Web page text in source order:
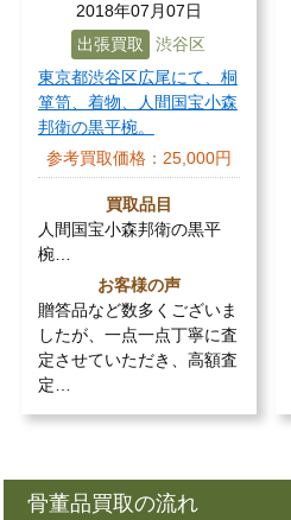
2018年07月07日
出張買取
渋谷区
東京都渋谷区広尾にて、桐
箪笥、着物、人間国宝小森
邦衛の黒平椀。
参考買取価格： 25,000円
買取品目
人間国宝小森邦衛の黒平
椀…
お客様の声
贈答品など数多くございま
したが、一点一点丁寧に査
定させていただき、高額査
定…
骨董品買取の流れ